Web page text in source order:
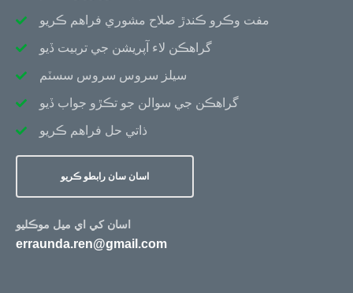
مفت وڪرو ڪندڙ صلاح مشوري فراهم ڪريو
گراهڪن لاء آپريشن جي تربيت ڏيو
سيلز سروس سروس سسٽم
گراهڪن جي سوالن جو تڪڙو جواب ڏيو
ذاتي حل فراهم ڪريو
اسان سان رابطو ڪريو
اسان کي اي ميل موڪليو
erraunda.ren@gmail.com